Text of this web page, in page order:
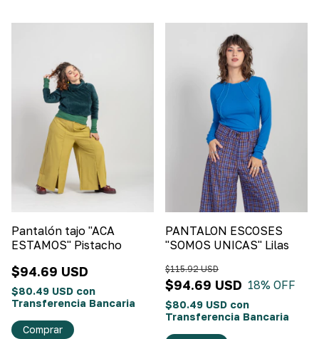
Pantalón tajo "ACA
ESTAMOS" Pistacho
$94.69 USD
$80.49 USD con
Transferencia Bancaria
Comprar
PANTALON ESCOSES
"SOMOS UNICAS" Lilas
$94.69 USD
$115.92 USD
18% OFF
$80.49 USD con
Transferencia Bancaria